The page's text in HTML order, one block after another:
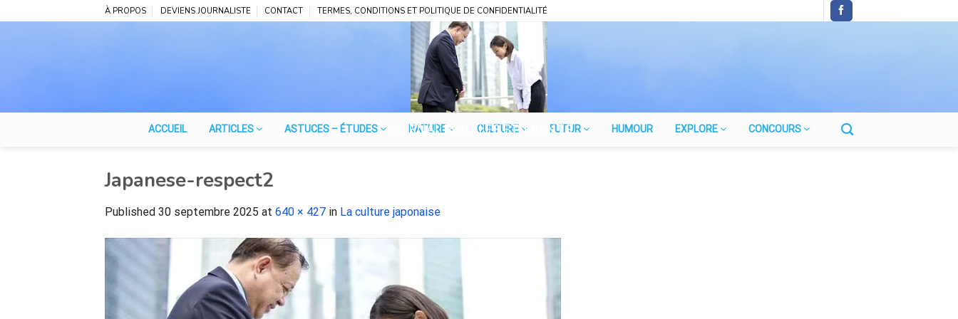
to
À PROPOS DEVIENS JOURNALISTE CONTACT TERMES, CONDITIONS ET POLITIQUE DE CONFIDENTIALITÉ
JOURNAL POUR LES ÉTUDIANTS
ACCUEIL ARTICLES ASTUCES – ÉTUDES NATURE CULTURE FUTUR HUMOUR EXPLORE CONCOURS
Japanese-respect2
Published 30 septembre 2025 at 640 × 427 in La culture japonaise